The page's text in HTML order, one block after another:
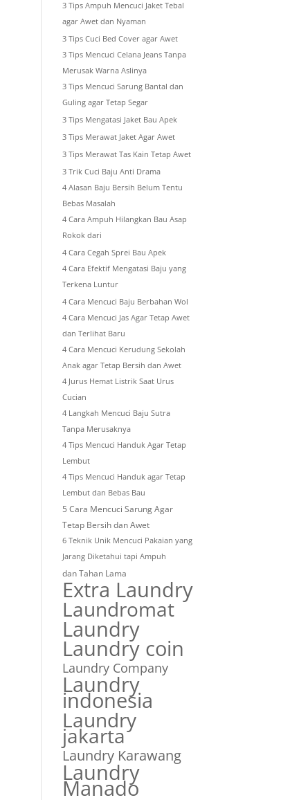
3 Tips Ampuh Mencuci Jaket Tebal
agar Awet dan Nyaman
3 Tips Cuci Bed Cover agar Awet
3 Tips Mencuci Celana Jeans Tanpa
Merusak Warna Aslinya
3 Tips Mencuci Sarung Bantal dan
Guling agar Tetap Segar
3 Tips Mengatasi Jaket Bau Apek
3 Tips Merawat Jaket Agar Awet
3 Tips Merawat Tas Kain Tetap Awet
3 Trik Cuci Baju Anti Drama
4 Alasan Baju Bersih Belum Tentu
Bebas Masalah
4 Cara Ampuh Hilangkan Bau Asap
Rokok dari
4 Cara Cegah Sprei Bau Apek
4 Cara Efektif Mengatasi Baju yang
Terkena Luntur
4 Cara Mencuci Baju Berbahan Wol
4 Cara Mencuci Jas Agar Tetap Awet
dan Terlihat Baru
4 Cara Mencuci Kerudung Sekolah
Anak agar Tetap Bersih dan Awet
4 Jurus Hemat Listrik Saat Urus
Cucian
4 Langkah Mencuci Baju Sutra
Tanpa Merusaknya
4 Tips Mencuci Handuk Agar Tetap
Lembut
4 Tips Mencuci Handuk agar Tetap
Lembut dan Bebas Bau
5 Cara Mencuci Sarung Agar
Tetap Bersih dan Awet
6 Teknik Unik Mencuci Pakaian yang
Jarang Diketahui tapi Ampuh
dan Tahan Lama
Extra Laundry
Laundromat
Laundry
Laundry coin
Laundry Company
Laundry
indonesia
Laundry
jakarta
Laundry Karawang
Laundry
Manado